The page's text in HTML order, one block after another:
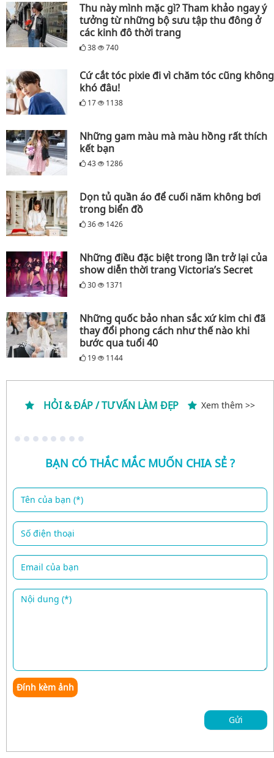
Thu này mình mặc gì? Tham khảo ngay ý
tưởng từ những bộ sưu tập thu đông ở
các kinh đô thời trang
38 740
Cứ cắt tóc pixie đi vì chăm tóc cũng không
khó đâu!
17 1138
Những gam màu mà màu hồng rất thích
kết bạn
43 1286
Dọn tủ quần áo để cuối năm không bơi
trong biển đồ
36 1426
Những điều đặc biệt trong lần trở lại của
show diễn thời trang Victoria’s Secret
30 1371
Những quốc bảo nhan sắc xứ kim chi đã
thay đổi phong cách như thế nào khi
bước qua tuổi 40
19 1144
HỎI & ĐÁP / TƯ VẤN LÀM ĐẸP Xem thêm >>
BẠN CÓ THẮC MẮC MUỐN CHIA SẺ ?
Đính kèm ảnh
Gửi